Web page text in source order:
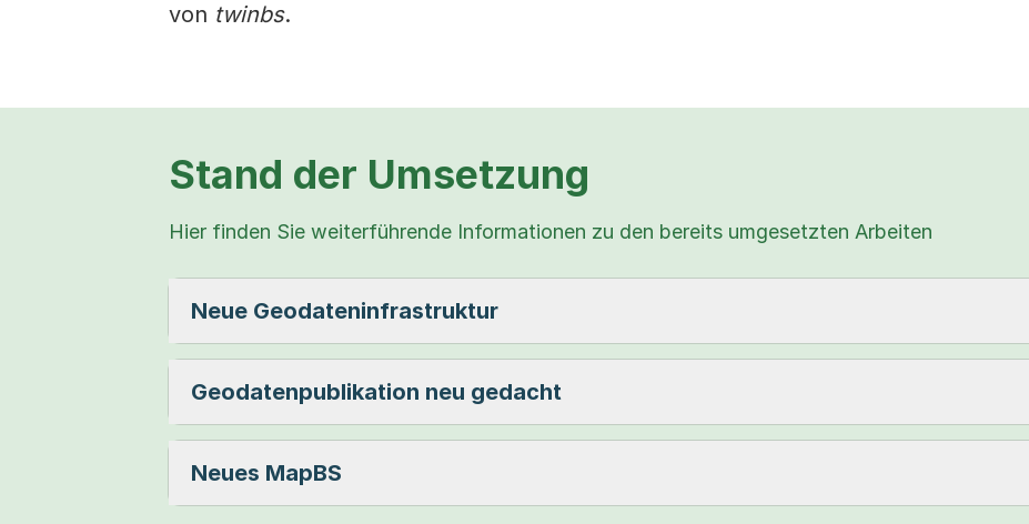
von twinbs.
Stand der Umsetzung
Hier finden Sie weiterführende Informationen zu den bereits umgesetzten Arbeiten
Neue Geodateninfrastruktur
Geodatenpublikation neu gedacht
Neues MapBS